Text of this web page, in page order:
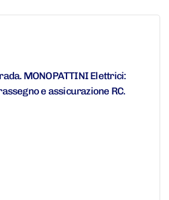
MONOPATTINI Elettrici:
e assicurazione RC.